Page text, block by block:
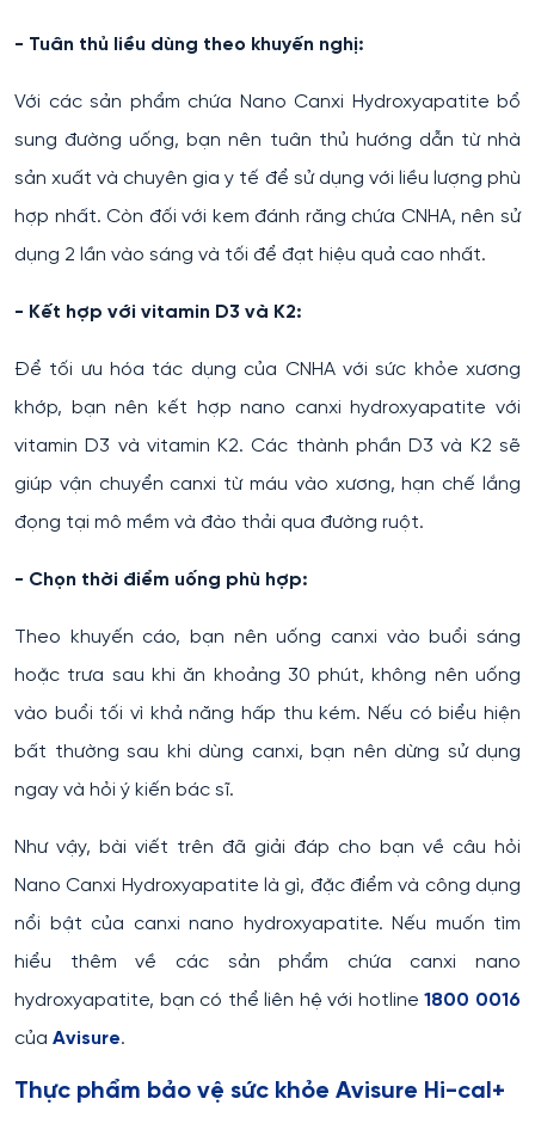
- Tuân thủ liều dùng theo khuyến nghị:
Với các sản phẩm chứa Nano Canxi Hydroxyapatite bổ
sung đường uống, bạn nên tuân thủ hướng dẫn từ nhà
sản xuất và chuyên gia y tế để sử dụng với liều lượng phù
hợp nhất. Còn đối với kem đánh răng chứa CNHA, nên sử
dụng 2 lần vào sáng và tối để đạt hiệu quả cao nhất.
- Kết hợp với vitamin D3 và K2:
Để tối ưu hóa tác dụng của CNHA với sức khỏe xương
khớp, bạn nên kết hợp nano canxi hydroxyapatite với
vitamin D3 và vitamin K2. Các thành phần D3 và K2 sẽ
giúp vận chuyển canxi từ máu vào xương, hạn chế lắng
đọng tại mô mềm và đào thải qua đường ruột.
- Chọn thời điểm uống phù hợp:
Theo khuyến cáo, bạn nên uống canxi vào buổi sáng
hoặc trưa sau khi ăn khoảng 30 phút, không nên uống
vào buổi tối vì khả năng hấp thu kém. Nếu có biểu hiện
bất thường sau khi dùng canxi, bạn nên dừng sử dụng
ngay và hỏi ý kiến bác sĩ.
Như vậy, bài viết trên đã giải đáp cho bạn về câu hỏi
Nano Canxi Hydroxyapatite là gì, đặc điểm và công dụng
nổi bật của canxi nano hydroxyapatite. Nếu muốn tìm
hiểu thêm về các sản phẩm chứa canxi nano
hydroxyapatite, bạn có thể liên hệ với hotline1800 0016
của Avisure.
Thực phẩm bảo vệ sức khỏe Avisure Hi-cal+